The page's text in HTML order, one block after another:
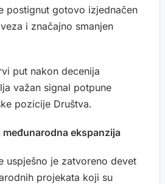
postignut gotovo izjednačen
i značajno smanjen
put nakon decenija
važan signal potpune
pozicije Društva.
ekspanzija
uspješno je zatvoreno devet
projekata koji su